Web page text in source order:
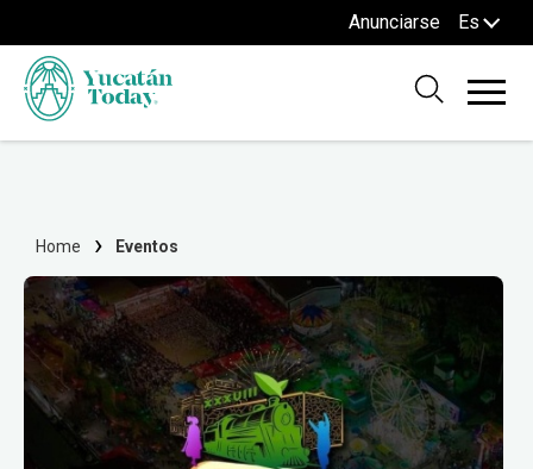
Anunciarse Es
Home Eventos